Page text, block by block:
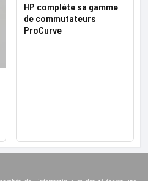
HP complète sa gamme
de commutateurs
ProCurve